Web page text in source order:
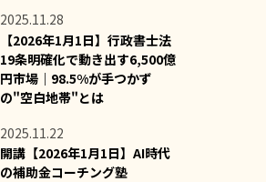
2025.11.28
【2026年1月1日】行政書士法
19条明確化で動き出す6,500億
円市場｜98.5%が手つかず
の"空白地帯"とは
2025.11.22
開講【2026年1月1日】AI時代
の補助金コーチング塾